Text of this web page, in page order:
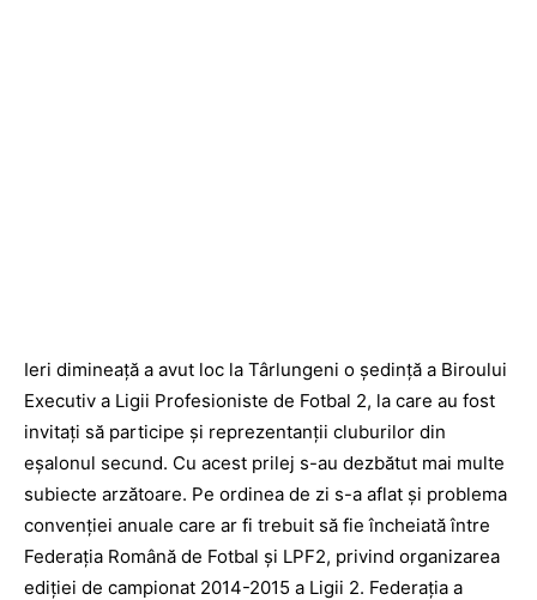
Ieri dimineață a avut loc la Târlungeni o ședință a Biroului
Executiv a Ligii Profesioniste de Fotbal 2, la care au fost
invitați să participe și reprezentanții cluburilor din
eșalonul secund. Cu acest prilej s-au dezbătut mai multe
subiecte arzătoare. Pe ordinea de zi s-a aflat și problema
convenției anuale care ar fi trebuit să fie încheiată între
Federația Română de Fotbal și LPF2, privind organizarea
ediției de campionat 2014-2015 a Ligii 2. Federația a